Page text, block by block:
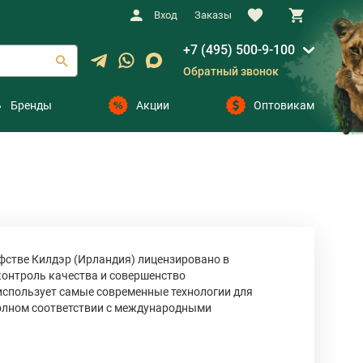
Вход Заказы
+7 (495) 500-9-100
Обратный звонок
Бренды Акции Оптовикам
Килдэр (Ирландия) лицензировано в
качества и совершенство
самые современные технологии для
соответствии с международными